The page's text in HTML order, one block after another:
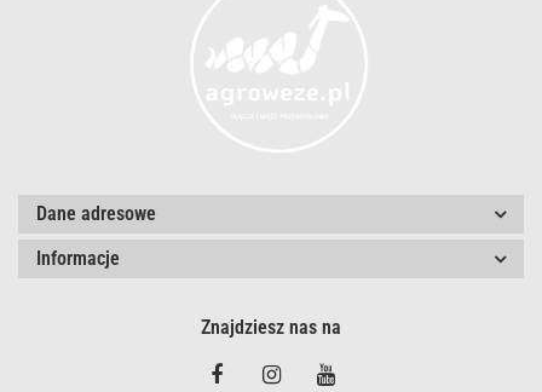
Dane adresowe
Informacje
Znajdziesz nas na